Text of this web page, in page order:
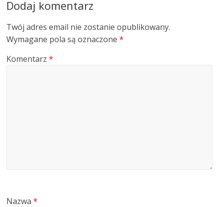
Dodaj komentarz
Twój adres email nie zostanie opublikowany.
Wymagane pola są oznaczone*
Komentarz*
Nazwa*